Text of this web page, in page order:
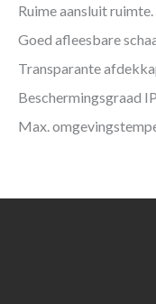
Ruime aansluit ruimte.
Goed afleesbare
Transparante
Beschermingsgraad
Max.